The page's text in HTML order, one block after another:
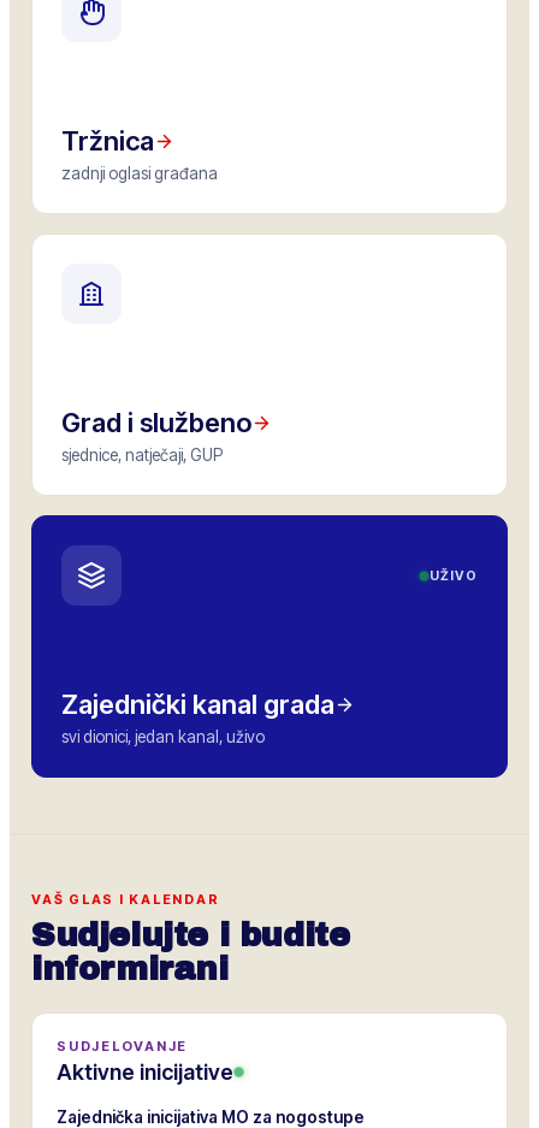
Tržnica
zadnji oglasi građana
Grad i službeno
sjednice, natječaji, GUP
UŽIVO
Zajednički kanal grada
svi dionici, jedan kanal, uživo
VAŠ GLAS I KALENDAR
Sudjelujte i budite
informirani
SUDJELOVANJE
Aktivne inicijative
Zajednička inicijativa MO za nogostupe